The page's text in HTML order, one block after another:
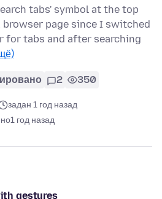
tabs' symbol at the top
page since I switched
for tabs and after searching
2 350
задан 1 год назад
1 год назад
gestures